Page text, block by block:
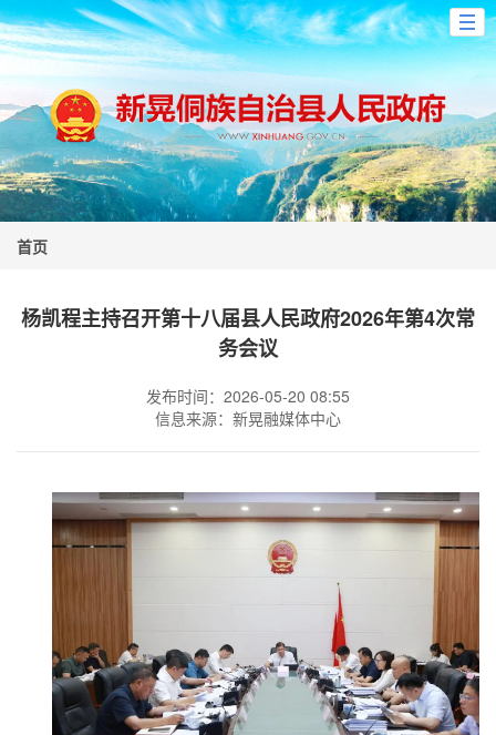
首页
杨凯程主持召开第十八届县人民政府2026年第4次常
务会议
发布时间：2026-05-20 08:55
信息来源：新晃融媒体中心